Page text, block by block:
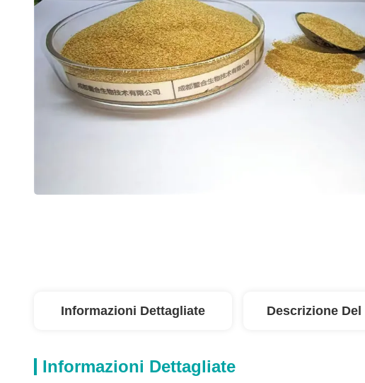
Informazioni Dettagliate Descrizione
Informazioni Dettagliate